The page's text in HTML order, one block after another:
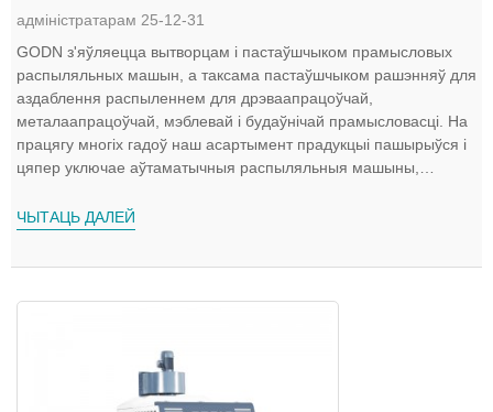
адміністратарам 25-12-31
GODN з'яўляецца вытворцам і пастаўшчыком прамысловых
распыляльных машын, а таксама пастаўшчыком рашэнняў для
аздаблення распыленнем для дрэваапрацоўчай,
металаапрацоўчай, мэблевай і будаўнічай прамысловасці. На
працягу многіх гадоў наш асартымент прадукцыі пашырыўся і
цяпер уключае аўтаматычныя распыляльныя машыны,
ЧЫТАЦЬ ДАЛЕЙ